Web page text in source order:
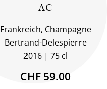
AC
Frankreich, Champagne
Bertrand-Delespierre
2016
75 cl
CHF 59.00